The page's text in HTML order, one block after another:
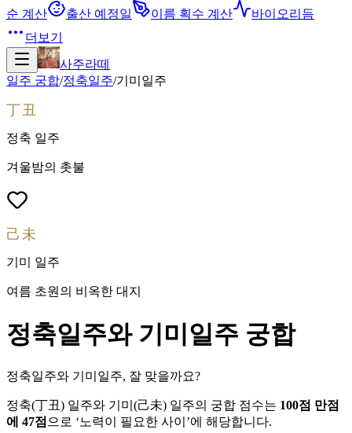
순 계산
출산 예정일 이름 획수 계산
바이오리듬
더보기
사주라떼
일주 궁합/정축일주/기미 일주
丁丑
정축 일주
겨울밤의 촛불
己未
기미 일주
여름 초원의 비옥한 대지
정축일주와 기미일주 궁합
정축일주와 기미일주, 잘 맞을까요?
정축(丁丑) 일주와 기미 (己未) 일주의 궁합 점수는 100점 만점
에 47점 으로 ‘노력이 필요한 사이 ’에 해당합니다.